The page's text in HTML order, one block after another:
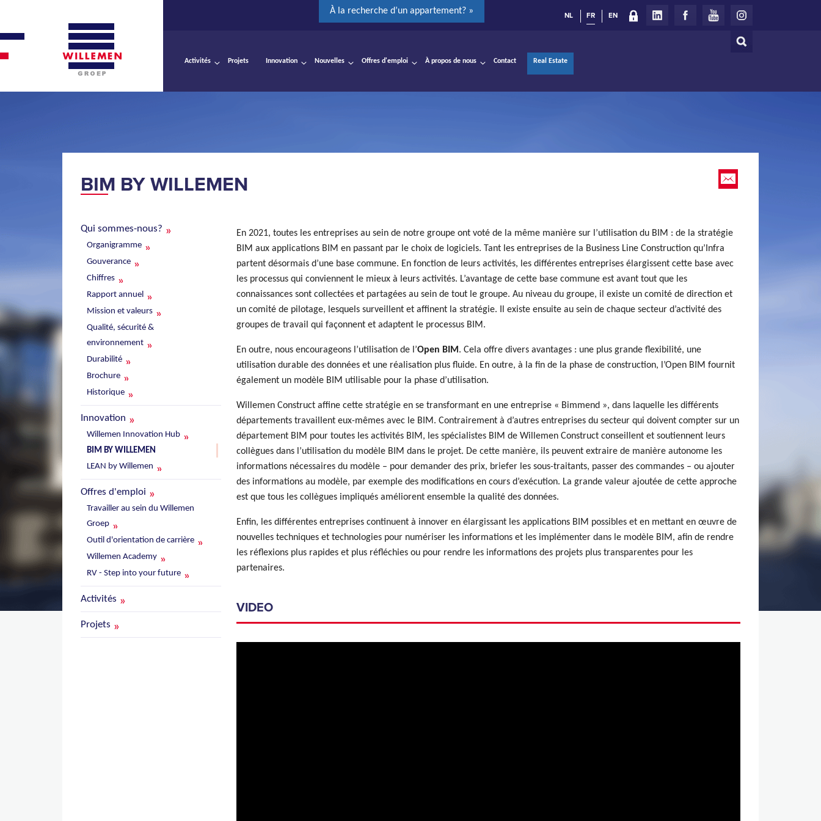
À la recherche d’un appartement? »
Rechercher
NL FR EN
Activités Projets Innovation Nouvelles Offres d'emploi À propos de nous Contact Real Estate
BIM BY WILLEMEN
Qui sommes-nous?
Organigramme
Gouverance
Chiffres
Rapport annuel
Mission et valeurs
Qualité, sécurité &
environnement
Durabilité
Brochure
Historique
Innovation
Willemen Innovation Hub
BIM BY WILLEMEN
LEAN by Willemen
Offres d'emploi
Travailler au sein du Willemen
Groep
Outil d'orientation de carrière
Willemen Academy
RV - Step into your future
Activités
Projets
En 2021, toutes les entreprises au sein de notre groupe ont voté de la même manière sur l’utilisation du BIM : de la stratégie
BIM aux applications BIM en passant par le choix de logiciels. Tant les entreprises de la Business Line Construction qu’Infra
partent désormais d’une base commune. En fonction de leurs activités, les différentes entreprises élargissent cette base avec
les processus qui conviennent le mieux à leurs activités. L’avantage de cette base commune est avant tout que les
connaissances sont collectées et partagées au sein de tout le groupe. Au niveau du groupe, il existe un comité de direction et
un comité de pilotage, lesquels surveillent et affinent la stratégie. Il existe ensuite au sein de chaque secteur d’activité des
groupes de travail qui façonnent et adaptent le processus BIM.
En outre, nous encourageons l’utilisation de l’Open BIM . Cela offre divers avantages : une plus grande flexibilité, une
utilisation durable des données et une réalisation plus fluide. En outre, à la fin de la phase de construction, l’Open BIM fournit
également un modèle BIM utilisable pour la phase d’utilisation.
Willemen Construct affine cette stratégie en se transformant en une entreprise « Bimmend », dans laquelle les différents
départements travaillent eux-mêmes avec le BIM. Contrairement à d’autres entreprises du secteur qui doivent compter sur un
département BIM pour toutes les activités BIM, les spécialistes BIM de Willemen Construct conseillent et soutiennent leurs
collègues dans l’utilisation du modèle BIM dans le projet. De cette manière, ils peuvent extraire de manière autonome les
informations nécessaires du modèle – pour demander des prix, briefer les sous-traitants, passer des commandes – ou ajouter
des informations au modèle, par exemple des modifications en cours d’exécution. La grande valeur ajoutée de cette approche
est que tous les collègues impliqués améliorent ensemble la qualité des données.
Enfin, les différentes entreprises continuent à innover en élargissant les applications BIM possibles et en mettant en œuvre de
nouvelles techniques et technologies pour numériser les informations et les implémenter dans le modèle BIM, afin de rendre
les réflexions plus rapides et plus réfléchies ou pour rendre les informations des projets plus transparentes pour les
partenaires.
VIDEO